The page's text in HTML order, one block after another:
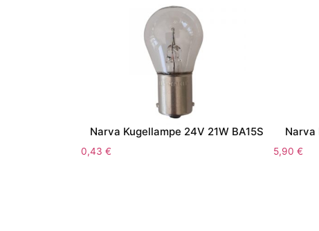
Narva Kugellampe 24V 21W BA15S
0,43 €
Narva
5,90 €